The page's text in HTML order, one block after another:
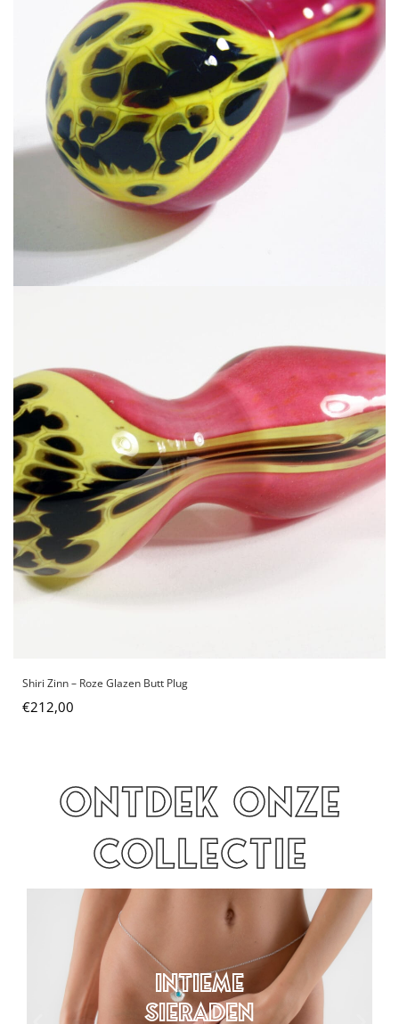
Shiri Zinn – Roze Glazen Butt Plug
€212,00
Ontdek onze
collectie
Intieme
sieraden